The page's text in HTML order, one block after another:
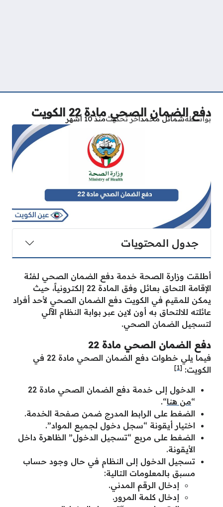
دفع الضمان الصحي مادة 22 الكويت
بواسطةشمائل محمدآخر تحديثمنذ 10 أشهر
جدول المحتويات
أطلقت وزارة الصحة خدمة دفع الضمان الصحي لفئة
الإقامة التحاق بعائل وفق المادة 22 إلكترونياً، حيث
يمكن للمقيم في الكويت دفع الضمان الصحي لأحد أفراد
عائلته للالتحاق به أون لاين عبر بوابة النظام الآلي
لتسجيل الضمان الصحي.
دفع الضمان الصحي مادة 22
فيما يلي خطوات دفع الضمان الصحي مادة 22 في
الكويت: [1]
الدخول إلى خدمة دفع الضمان الصحي مادة 22
“من هنا“.
الضغط على الرابط المدرج ضمن صفحة الخدمة.
اختيار أيقونة “سجل دخول لجميع المواد”.
الضغط على مربع “تسجيل الدخول” الظاهرة داخل
الأيقونة.
تسجيل الدخول إلى النظام في حال وجود حساب
مسبق بالمعلومات التالية:
إدخال الرقم المدني.
إدخال كلمة المرور.